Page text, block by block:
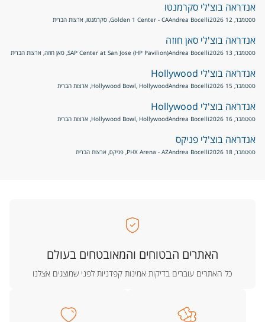
אנדראה בוצ'לי סקרמנטו
ספטמבר, 12 2026 Andrea BocelliGolden 1 Center - CA, סקרמנטו, ארצות הברית
אנדראה בוצ'לי סאן חוזה
ספטמבר, 13 2026 Andrea BocelliSAP Center at San Jose (HP Pavilion), סאן חוזה, ארצות הברית
אנדראה בוצ'לי Hollywood
ספטמבר, 15 2026 Andrea BocelliHollywood Bowl, Hollywood, ארצות הברית
אנדראה בוצ'לי Hollywood
ספטמבר, 16 2026 Andrea BocelliHollywood Bowl, Hollywood, ארצות הברית
אנדראה בוצ'לי פניקס
ספטמבר, 18 2026 Andrea BocelliPHX Arena - AZ, פניקס, ארצות הברית
האתרים הבטוחים והמאובטחים בעולם
כל האתרים עוברים בדיקות אמינות קפדניות לפני שמוצגים אצלנו